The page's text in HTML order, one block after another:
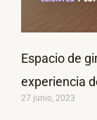
Espacio de
experiencia
27 junio, 2023